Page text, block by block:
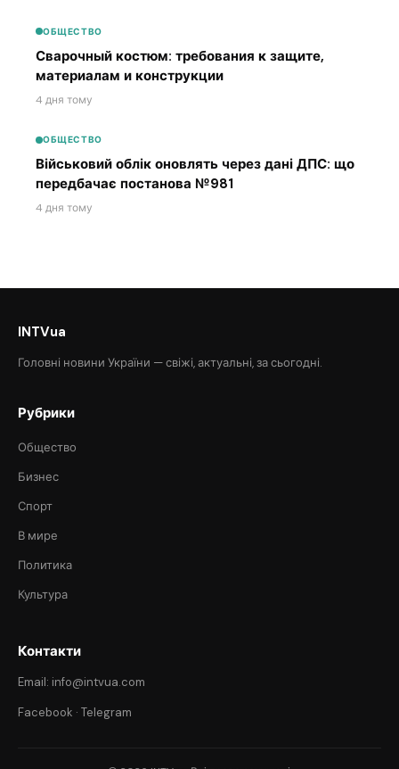
ОБЩЕСТВО
Сварочный костюм: требования к защите,
материалам и конструкции
4 дня тому
ОБЩЕСТВО
Військовий облік оновлять через дані ДПС: що
передбачає постанова №981
4 дня тому
INTVua
Головні новини України — свіжі, актуальні, за сьогодні.
Рубрики
Общество
Бизнес
Спорт
В мире
Политика
Культура
Контакти
Email: info@intvua.com
Facebook · Telegram